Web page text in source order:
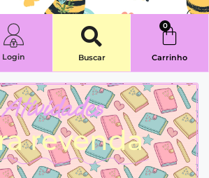
Login Buscar
0
Carrinho
Atividades
revenda